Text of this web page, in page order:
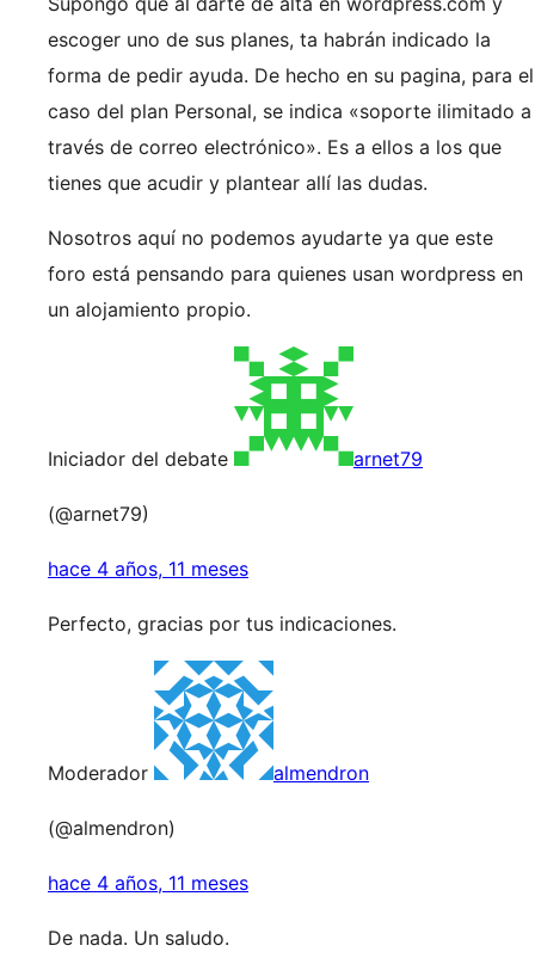
escoger uno de sus planes, ta habrán indicado la
forma de pedir ayuda. De hecho en su pagina, para el
caso del plan Personal, se indica «soporte ilimitado a
través de correo electrónico». Es a ellos a los que
tienes que acudir y plantear allí las dudas.
Nosotros aquí no podemos ayudarte ya que este
foro está pensando para quienes usan wordpress en
un alojamiento propio.
Iniciador del debate arnet79
(@arnet79)
hace 4 años, 11 meses
Perfecto, gracias por tus indicaciones.
Moderador almendron
(@almendron)
hace 4 años, 11 meses
De nada. Un saludo.